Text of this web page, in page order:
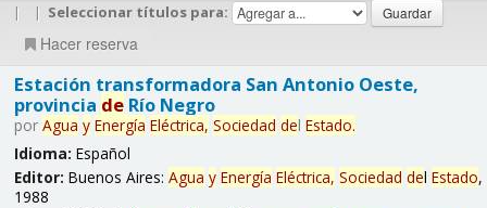
| | Seleccionar títulos para:
Hacer reserva
Estación transformadora San Antonio Oeste,
provincia deRío Negro
por Agua y Energía Eléctrica, Sociedad del Estado.
Idioma: Español
Editor: Buenos Aires: Agua y Energía Eléctrica, Sociedad del Estado,
1988